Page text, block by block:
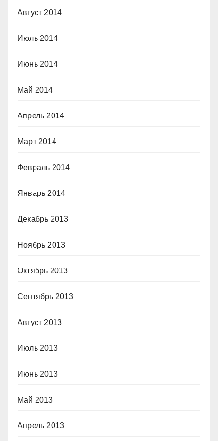
Август 2014
Июль 2014
Июнь 2014
Май 2014
Апрель 2014
Март 2014
Февраль 2014
Январь 2014
Декабрь 2013
Ноябрь 2013
Октябрь 2013
Сентябрь 2013
Август 2013
Июль 2013
Июнь 2013
Май 2013
Апрель 2013